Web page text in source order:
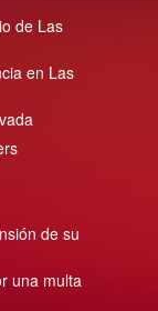
de Las
en Las
de su
una multa